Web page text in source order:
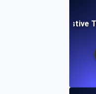
Assistive